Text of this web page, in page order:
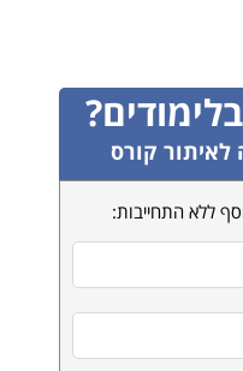
קורס
ללא התחייבות: